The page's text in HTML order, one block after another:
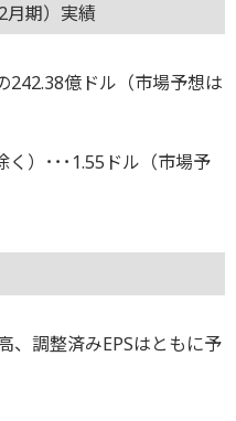
月期）実績
億ドル（市場予想は
）･･･1.55ドル（市場予
、調整済みEPSはともに予